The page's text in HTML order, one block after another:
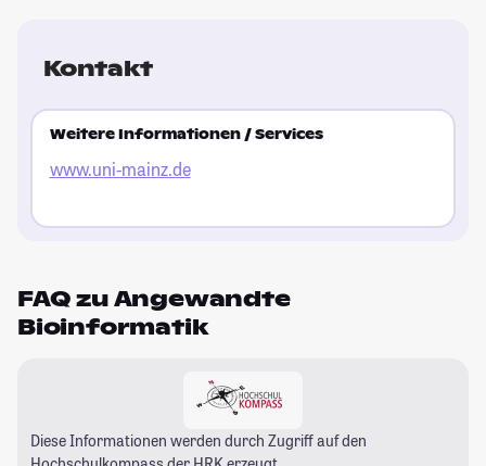
Kontakt
Weitere Informationen / Services
www.uni-mainz.de
FAQ zu Angewandte
Bioinformatik
Diese Informationen werden durch Zugriff auf den